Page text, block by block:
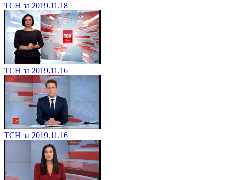
ТСН за 2019.11.18
ТСН за 2019.11.16
ТСН за 2019.11.16